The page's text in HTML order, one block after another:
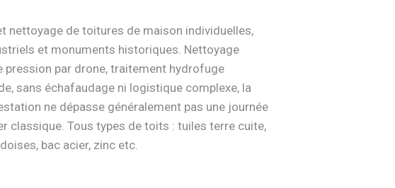
nettoyage de toitures de maison individuelles,
et monuments historiques. Nettoyage
pression par drone, traitement hydrofuge
sans échafaudage ni logistique complexe, la
ne dépasse généralement pas une journée
classique. Tous types de toits : tuiles terre cuite,
bac acier, zinc etc.